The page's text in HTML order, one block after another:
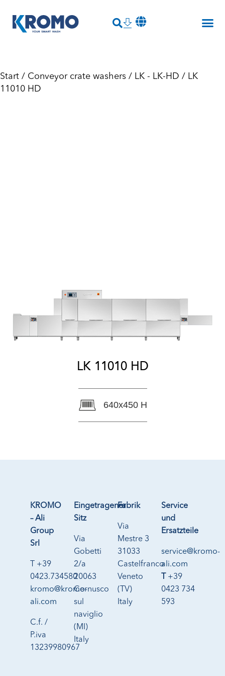
Start / Conveyor crate washers / LK - LK-HD / LK
11010 HD
LK 11010 HD
640x450 H
KROMO
– Ali
Group
Srl
T +39
0423.734580
kromo@kromo-
ali.com
C.f. /
P.iva
13239980967
Eingetragener
Sitz
Via
Gobetti
2/a
20063
Cernusco
sul
naviglio
(MI)
Italy
Fabrik
Via
Mestre 3
31033
Castelfranco
Veneto
(TV)
Italy
Service
und
Ersatzteile
service@kromo-
ali.com
T +39
0423 734
593